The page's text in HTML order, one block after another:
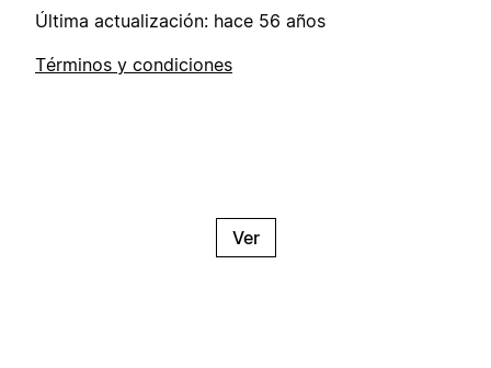
Última actualización: hace 56 años
Términos y condiciones
Ver